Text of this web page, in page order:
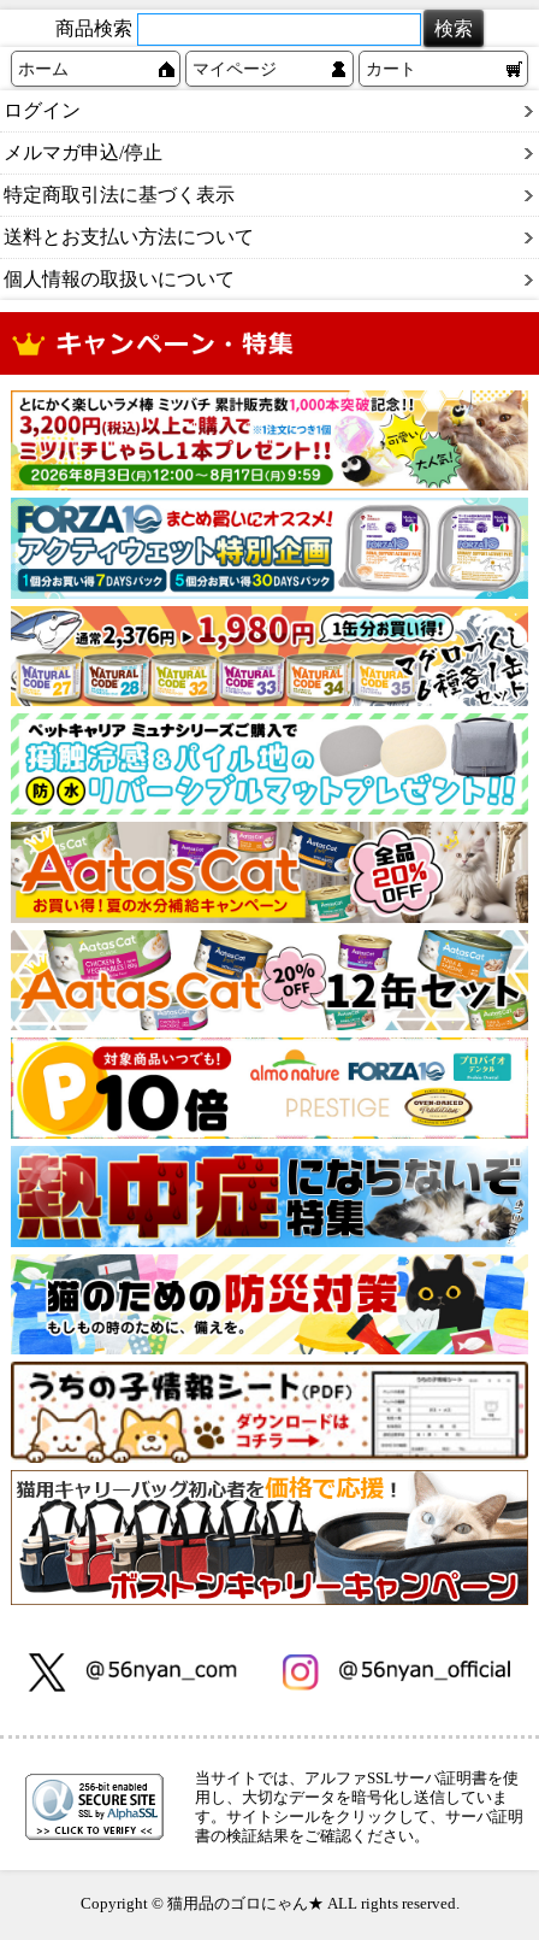
商品検索
ホーム マイページ カート
ログイン
メルマガ申込/停止
特定商取引法に基づく表示
送料とお支払い方法について
個人情報の取扱いについて
当サイトでは、アルファSSLサーバ証明書を使
用し、大切なデータを暗号化し送信していま
す。サイトシールをクリックして、サーバ証明
書の検証結果をご確認ください。
Copyright © 猫用品のゴロにゃん★ ALL rights reserved.